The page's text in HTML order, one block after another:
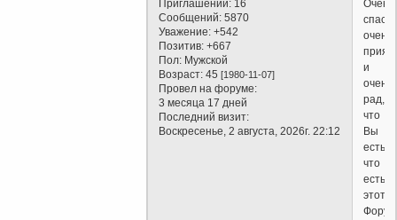
Приглашений: 16
Сообщений: 5870
Уважение: +542
Позитив: +667
Пол: Мужской
Возраст: 45[1980-11-07]
Провел на форуме:
3 месяца 17 дней
Последний визит:
Воскресенье, 2 августа, 2026г. 22:12
Очень
очень
и
очень
рад,
что
Вы
есть,
что
есть
этот
Форум